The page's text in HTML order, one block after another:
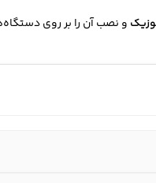
و نصب آن را بر روی